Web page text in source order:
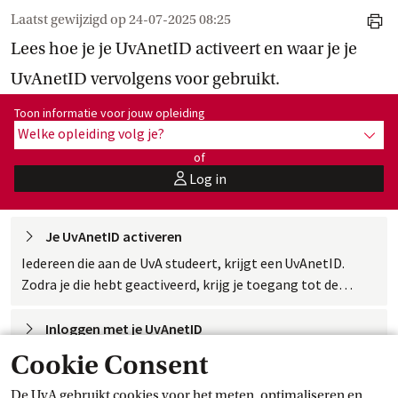
Cookie Consent
Laatst gewijzigd op24-07-2025 08:25
print
Lees hoe je je UvAnetID activeert en waar je je
UvAnetID vervolgens voor gebruikt.
Toon informatie voor opleiding:
Toon informatie voor jouw opleiding
Welke opleiding volg je? toon
of
userLog in
Je UvAnetID activeren
Iedereen die aan de UvA studeert, krijgt een UvAnetID.
Zodra je die hebt geactiveerd, krijg je toegang tot de
Inloggen met je UvAnetID
Als je de diensten, apps en websites van de UvA wilt
gebruiken, log je eerst in met UvAnetID (studentnummer)